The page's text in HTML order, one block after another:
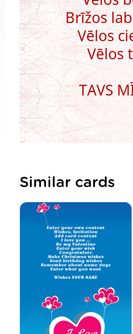
Similar cards